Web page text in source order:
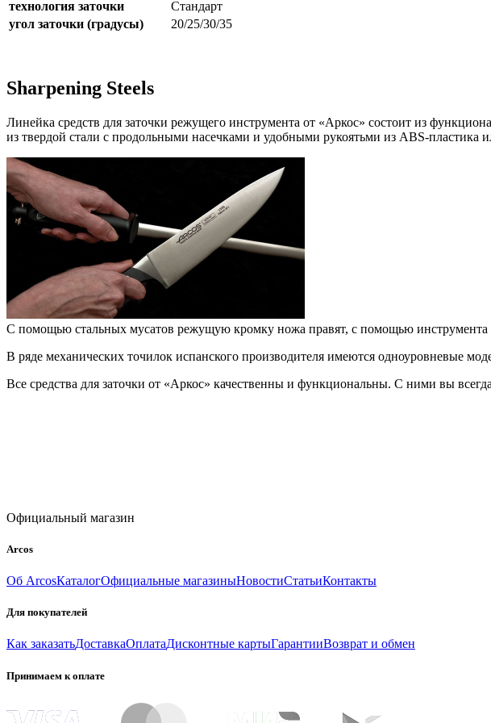
технология заточки
Стандарт
угол заточки (градусы)
20/25/30/35
Sharpening Steels
Линейка средств для заточки режущего инструмента от «Аркос» состоит из
из твердой стали с продольными насечками и удобными рукоятьми из ABS-
С помощью стальных мусатов режущую кромку ножа правят, с помощью
В ряде механических точилок испанского производителя имеются одноуровневые
Все средства для заточки от «Аркос» качественны и функциональны. С ними вы
Официальный магазин
Arcos
Об ArcosКаталогОфициальные магазиныНовостиСтатьиКонтакты
Для покупателей
Как заказатьДоставкаОплатаДисконтные картыГарантииВозврат и обмен
Принимаем к оплате